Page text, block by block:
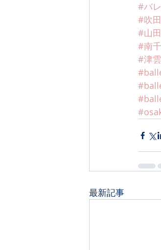
#バ
#吹
#山田
#南
#津
最新記事